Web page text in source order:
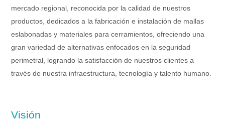
mercado regional, reconocida por la calidad de nuestros
productos, dedicados a la fabricación e instalación de mallas
eslabonadas y materiales para cerramientos, ofreciendo una
gran variedad de alternativas enfocados en la seguridad
perimetral, logrando la satisfacción de nuestros clientes a
través de nuestra infraestructura, tecnología y talento humano.
Visión